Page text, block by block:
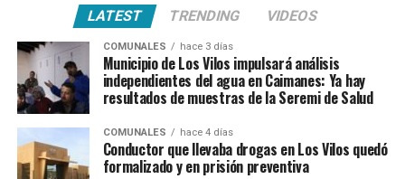
LATEST TRENDING VIDEOS
COMUNALES hace 3 días
Municipio de Los Vilos impulsará análisis
independientes del agua en Caimanes: Ya hay
resultados de muestras de la Seremi de Salud
COMUNALES hace 4 días
Conductor que llevaba drogas en Los Vilos quedó
formalizado y en prisión preventiva